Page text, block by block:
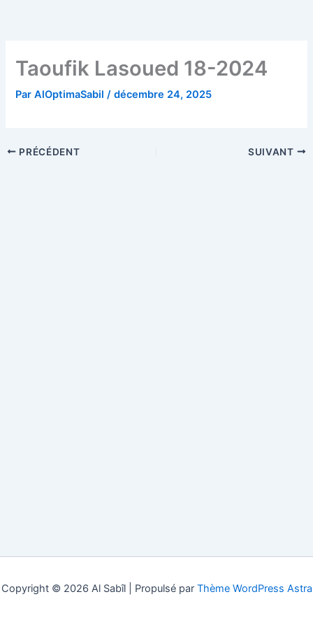
Taoufik Lasoued 18-2024
ParAlOptimaSabil/décembre 24, 2025
PRÉCÉDENT SUIVANT
Copyright © 2026 Al Sabîl | Propulsé par Thème WordPress Astra